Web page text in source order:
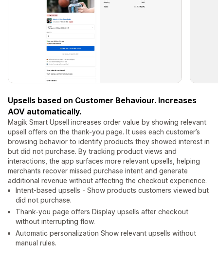
Upsells based on Customer Behaviour. Increases
AOV automatically.
Magik Smart Upsell increases order value by showing relevant
upsell offers on the thank-you page. It uses each customer’s
browsing behavior to identify products they showed interest in
but did not purchase. By tracking product views and
interactions, the app surfaces more relevant upsells, helping
merchants recover missed purchase intent and generate
additional revenue without affecting the checkout experience.
Intent-based upsells - Show products customers viewed but
did not purchase.
Thank-you page offers Display upsells after checkout
without interrupting flow.
Automatic personalization Show relevant upsells without
manual rules.